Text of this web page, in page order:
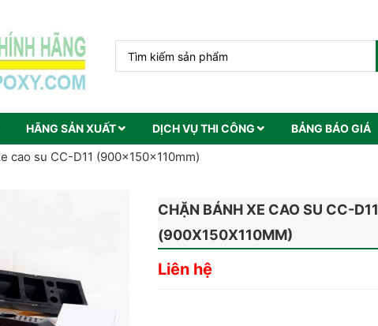
HÃNG SẢN XUẤT DỊCH VỤ THI CÔNG BẢNG BÁO GIÁ
cao su CC-D11 (900x150x110mm)
CHẶN BÁNH XE CAO SU CC-D11
(900X150X110MM)
Liên hệ